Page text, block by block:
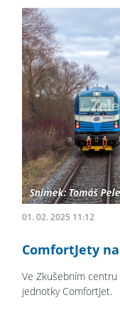
01. 02. 2025 11:12
ComfortJety
Ve Zkušebním
jednotky ComfortJet.